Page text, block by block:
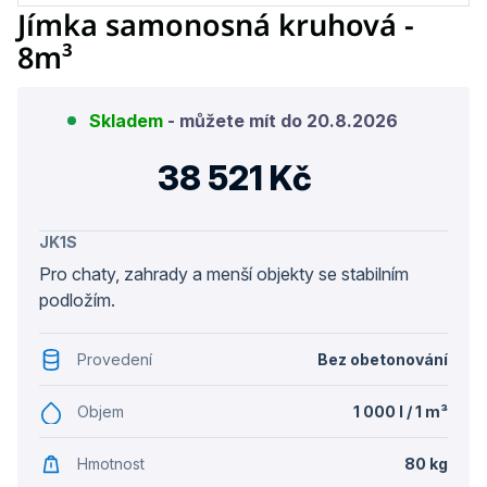
Jímka samonosná kruhová -
8m³
Skladem - můžete mít do 20.8.2026
38 521 Kč
JK1S
Pro chaty, zahrady a menší objekty se stabilním
podložím.
Provedení Bez obetonování
Objem 1 000 l / 1 m³
Hmotnost 80 kg